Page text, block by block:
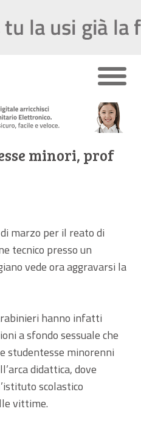
minori, prof
marzo per il reato di
tecnico presso un
vede ora aggravarsi la
hanno infatti
a sfondo sessuale che
studentesse minorenni
didattica, dove
scolastico
vittime.